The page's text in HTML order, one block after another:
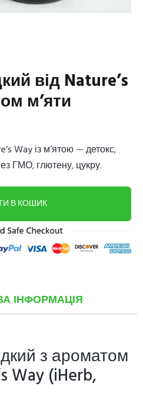
від Nature’s
м’яти
Way із м’ятою— детокс,
ГМО, глютену, цукру.
В КОШИК
ІНФОРМАЦІЯ
з ароматом
Way (iHerb,